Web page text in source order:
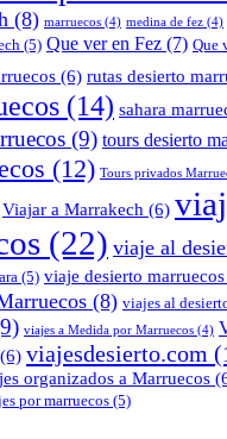
(8) marruecos (4) medina de fez (4)
(5) Que ver en Fez (7) Que
(6) rutas desierto
(14) sahara
(9) tours desierto
(12) Tours privados
Viajar a Marrakech (6)
(22) viaje al
(5) viaje desierto marruecos
(8) viajes al
viajes a Medida por Marruecos (4)
(6) viajesdesierto.com
organizados a Marruecos
por marruecos (5)